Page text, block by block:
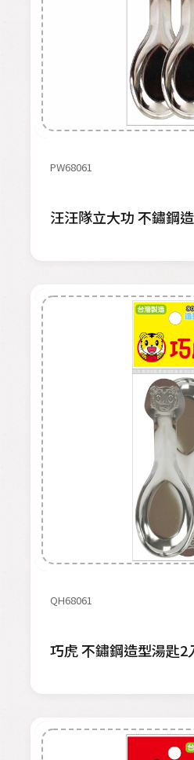
PW68061
汪汪隊立大功 不鏽鋼
QH68061
巧虎 不鏽鋼造型湯匙2